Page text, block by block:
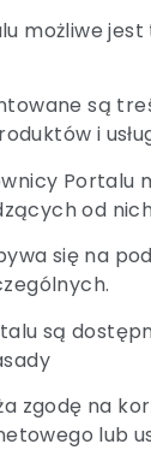
możliwe
są
i
Portalu
od
się na
są
zgodę na
lub